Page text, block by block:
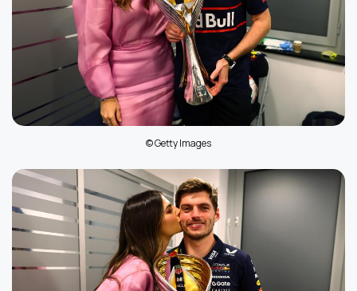
© Getty Images